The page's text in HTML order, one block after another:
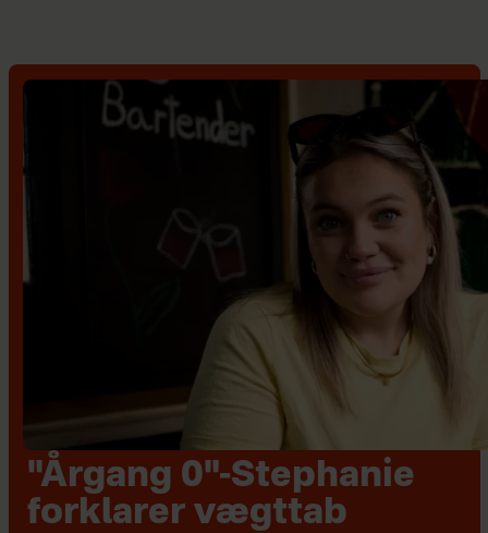
"Årgang 0"-Stephanie
forklarer vægttab